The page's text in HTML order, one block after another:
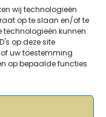
wij technologieën
op te slaan en/of te
technologieën kunnen
op deze site
uw toestemming
op bepaalde functies
- In opdracht